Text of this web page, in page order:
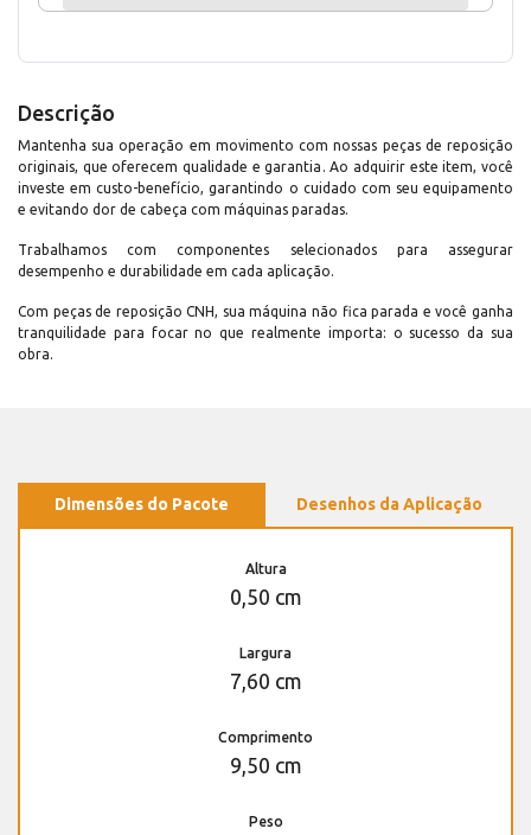
Descrição
Mantenha sua operação em movimento com nossas peças de reposição
originais, que oferecem qualidade e garantia. Ao adquirir este item, você
investe em custo-benefício, garantindo o cuidado com seu equipamento
e evitando dor de cabeça com máquinas paradas.
Trabalhamos com componentes selecionados para assegurar
desempenho e durabilidade em cada aplicação.
Com peças de reposição CNH, sua máquina não fica parada e você ganha
tranquilidade para focar no que realmente importa: o sucesso da sua
obra.
Dimensões do Pacote Desenhos da Aplicação
Altura
0,50 cm
Largura
7,60 cm
Comprimento
9,50 cm
Peso